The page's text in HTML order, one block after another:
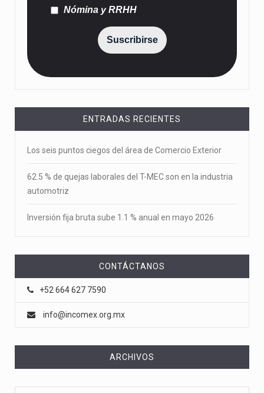
Nómina y RRHH
Suscribirse
ENTRADAS RECIENTES
Los seis puntos ciegos del área de Comercio Exterior
62.5 % de quejas laborales del T-MEC son en la industria
automotriz
Inversión fija bruta sube 1.1 % anual en mayo 2026
CONTÁCTANOS
+52 664 627 7590
info@incomex.org.mx
ARCHIVOS